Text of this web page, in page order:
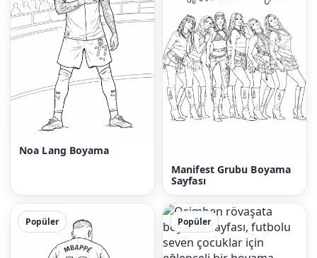
Noa Lang Boyama
Manifest Grubu Boyama
Sayfası
Popüler Popüler